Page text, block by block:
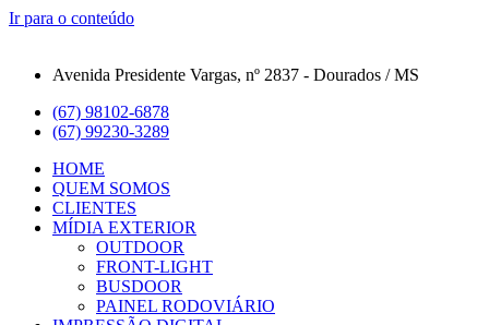
Ir para o conteúdo
Avenida Presidente Vargas, nº 2837 - Dourados / MS
(67) 98102-6878
(67) 99230-3289
HOME
QUEM SOMOS
CLIENTES
MÍDIA EXTERIOR
OUTDOOR
FRONT-LIGHT
BUSDOOR
PAINEL RODOVIÁRIO